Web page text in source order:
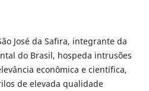
José da Safira, integrante da
do Brasil, hospeda intrusões
econômica e científica,
de elevada qualidade